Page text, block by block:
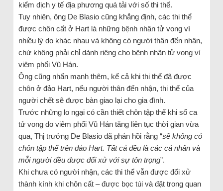
kiểm dịch y tế địa phương quá tải với số thi thể.
Tuy nhiên, ông De Blasio cũng khẳng định, các thi thể
được chôn cất ở Hart là những bệnh nhân tử vong vì
nhiều lý do khác nhau và không có người thân đến nhận,
chứ không phải chỉ dành riêng cho bệnh nhân tử vong vì
viêm phổi Vũ Hán.
Ông cũng nhấn mạnh thêm, kể cả khi thi thể đã được
chôn ở đảo Hart, nếu người thân đến nhận, thi thể của
người chết sẽ được bàn giao lại cho gia đình.
Trước những lo ngại có cần thiết chôn tập thể khi số ca
tử vong do viêm phổi Vũ Hán tăng liên tục thời gian vừa
qua, Thị trưởng De Blasio đã phản hồi rằng “sẽ không có
chôn tập thể trên đảo Hart. Tất cả đều là các cá nhân và
mỗi người đều được đối xử với sự tôn trọng”.
Khi chưa có người nhận, các thi thể vẫn được đối xử
thành kính khi chôn cất – được bọc túi và đặt trong quan